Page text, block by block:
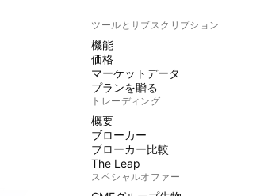
ツールとサブスクリプション
機能
価格
マーケットデータ
プランを贈る
トレーディング
概要
ブローカー
ブローカー比較
The Leap
スペシャルオファー